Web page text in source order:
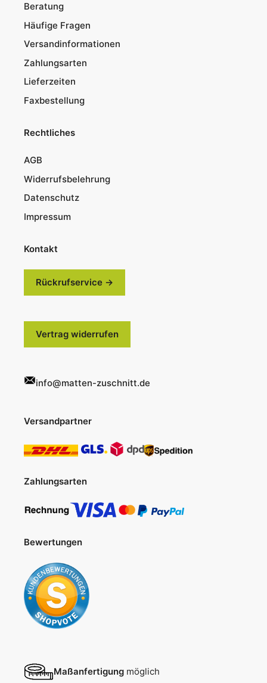
Beratung
Häufige Fragen
Versandinformationen
Zahlungsarten
Lieferzeiten
Faxbestellung
Rechtliches
AGB
Widerrufsbelehrung
Datenschutz
Impressum
Kontakt
Rückrufservice →
Vertrag widerrufen
info@matten-zuschnitt.de
Versandpartner
Zahlungsarten
Bewertungen
Maßanfertigung möglich